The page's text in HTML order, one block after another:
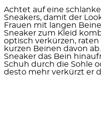
Achtet auf eine
Sneakers, damit der
Frauen mit langen
Sneaker zum Kleid
optisch verkürzen,
kurzen Beinen davon
Sneaker das Bein
Schuh durch die Sohle
desto mehr verkürzt er